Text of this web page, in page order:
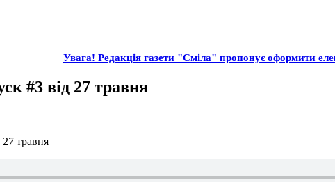
Увага! Редакція газети "Сміла" пропонує оформити
#3 від 27 травня
27 травня